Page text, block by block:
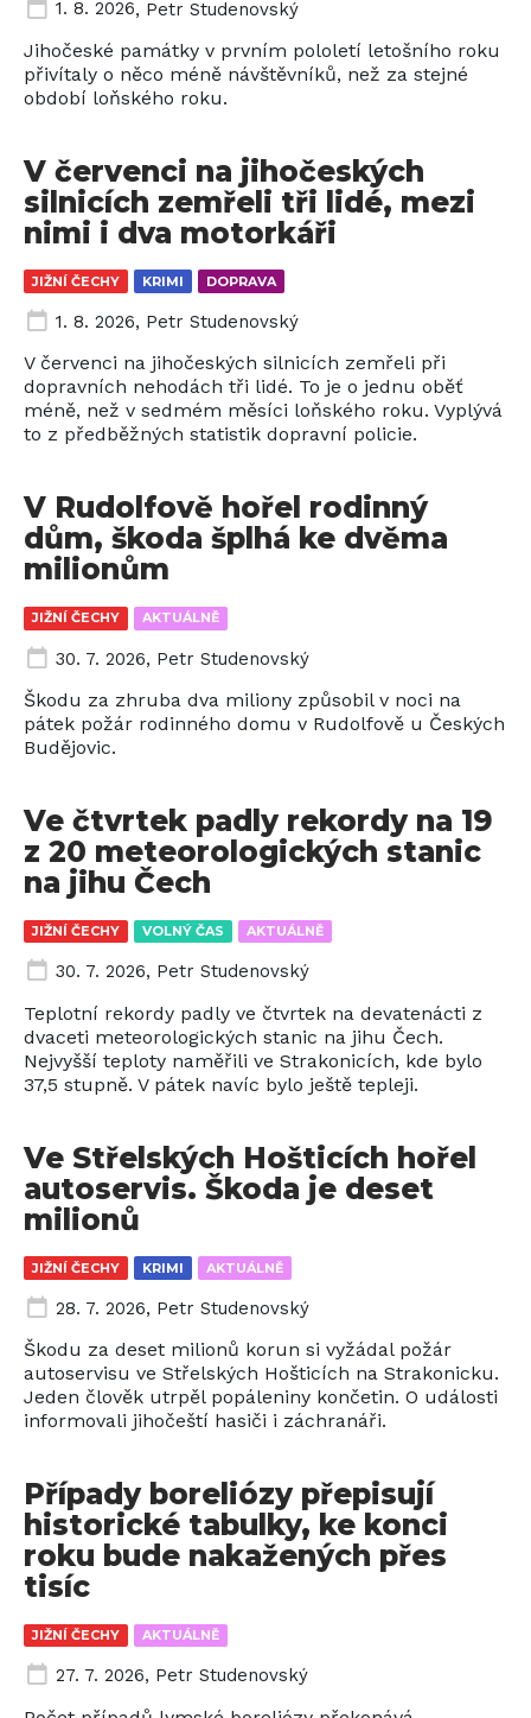
1. 8. 2026, Petr Studenovský
Jihočeské památky v prvním pololetí letošního roku
přivítaly o něco méně návštěvníků, než za stejné
období loňského roku.
JIŽNÍ ČECHY KRIMI DOPRAVA
V červenci na jihočeských
silnicích zemřeli tři lidé, mezi
nimi i dva motorkáři
1. 8. 2026, Petr Studenovský
V červenci na jihočeských silnicích zemřeli při
dopravních nehodách tři lidé. To je o jednu oběť
méně, než v sedmém měsíci loňského roku. Vyplývá
to z předběžných statistik dopravní policie.
JIŽNÍ ČECHY AKTUÁLNĚ
V Rudolfově hořel rodinný
dům, škoda šplhá ke dvěma
milionům
30. 7. 2026, Petr Studenovský
Škodu za zhruba dva miliony způsobil v noci na
pátek požár rodinného domu v Rudolfově u Českých
Budějovic.
JIŽNÍ ČECHY VOLNÝ ČAS AKTUÁLNĚ
Ve čtvrtek padly rekordy na 19
z 20 meteorologických stanic
na jihu Čech
30. 7. 2026, Petr Studenovský
Teplotní rekordy padly ve čtvrtek na devatenácti z
dvaceti meteorologických stanic na jihu Čech.
Nejvyšší teploty naměřili ve Strakonicích, kde bylo
37,5 stupně. V pátek navíc bylo ještě tepleji.
JIŽNÍ ČECHY KRIMI AKTUÁLNĚ
Ve Střelských Hošticích hořel
autoservis. Škoda je deset
milionů
28. 7. 2026, Petr Studenovský
Škodu za deset milionů korun si vyžádal požár
autoservisu ve Střelských Hošticích na Strakonicku.
Jeden člověk utrpěl popáleniny končetin. O události
informovali jihočeští hasiči i záchranáři.
JIŽNÍ ČECHY AKTUÁLNĚ
Případy boreliózy přepisují
historické tabulky, ke konci
roku bude nakažených přes
tisíc
27. 7. 2026, Petr Studenovský